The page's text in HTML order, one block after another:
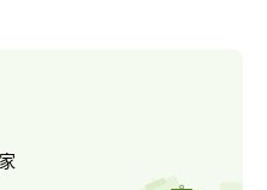
傳單、Banner、LINE圖文選